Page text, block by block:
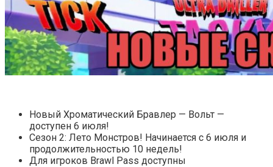
Новый Хроматический Бравлер — Вольт —
доступен 6 июля!
Сезон 2: Лето Монстров! Начинается с 6 июля и
продолжительностью 10 недель!
Для игроков Brawl Pass доступны